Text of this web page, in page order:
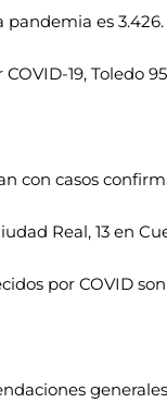
es 3.426.
19, Toledo
con casos
Real, 13 en
por COVID son